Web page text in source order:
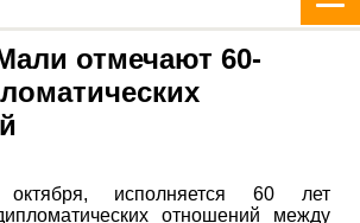
отмечают 60-
исполняется 60 лет
отношений между